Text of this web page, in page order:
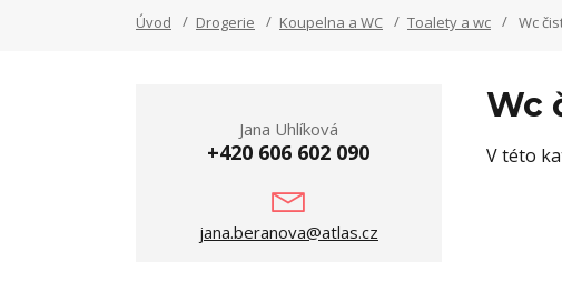
Úvod Drogerie Koupelna a WC Toalety a wc Wc
Wc
V této
Jana Uhlíková
+420 606 602 090
jana.beranova@atlas.cz